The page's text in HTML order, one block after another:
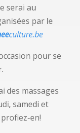
serai au
par le
culture.be
pour se
des massages
samedi et
en!